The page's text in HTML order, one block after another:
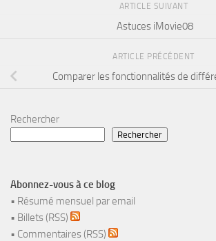
ARTICLE SUIVANT
Astuces iMovie08
ARTICLE PRÉCÉDENT
Comparer les fonctionnalités de
Rechercher
Rechercher
Abonnez-vous à ce blog
• Résumé mensuel par email
• Billets (RSS)
• Commentaires (RSS)